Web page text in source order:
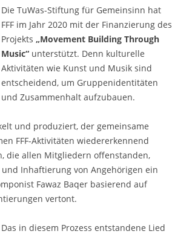
Die TuWas-Stiftung für Gemeinsinn hat
FFF im Jahr 2020 mit der Finanzierung des
Projekts „Movement Building Through
Music“ unterstützt. Denn kulturelle
Aktivitäten wie Kunst und Musik sind
entscheidend, um Gruppenidentitäten
und Zusammenhalt aufzubauen.
und produziert, der gemeinsame
FFF-Aktivitäten wiedererkennend
die allen Mitgliedern offenstanden,
Inhaftierung von Angehörigen ein
Fawaz Baqer basierend auf
vertont.
Das in diesem Prozess entstandene Lied